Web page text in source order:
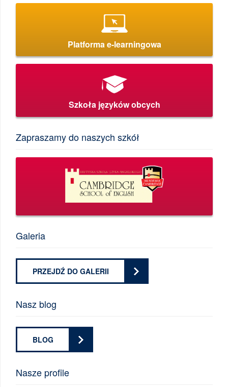
Platforma e-learningowa
Szkoła języków obcych
Zapraszamy do naszych szkół
Galeria
PRZEJDŹ DO GALERII
Nasz blog
BLOG
Nasze profile